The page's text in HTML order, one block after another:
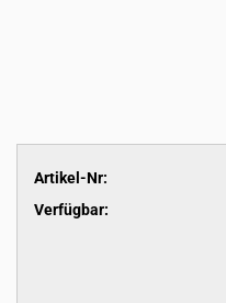
Artikel-Nr:
Verfügbar: